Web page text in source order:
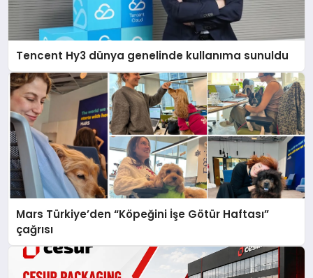
Tencent Hy3 dünya genelinde kullanıma sunuldu
Mars Türkiye’den “Köpeğini İşe Götür Haftası”
çağrısı